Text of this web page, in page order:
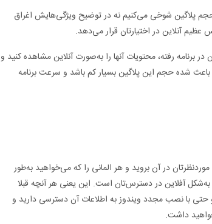
کنید نه در مورد حجم پلاگین شوخی می‌کنیم نه در توضیح ویژگی‌هایش اغراق
آنلاین در اختیارتان قرار می‌دهد.
برنامه رفته، محتویات آنها را به‌صورت آنلاین مشاهده کنید و
شده حجم این پلاگین بسیار کم باشد و سرعت برنامه
در آن بروید و هر المانی را که می‌خواهید به‌طور
به‌شکل آفلاین در دسترس‌تان است. این یعنی هر آنچه قبلا
حتی با نصب مجدد ویندوز به اطلاعات آن دسترسی دارید و
داشت.